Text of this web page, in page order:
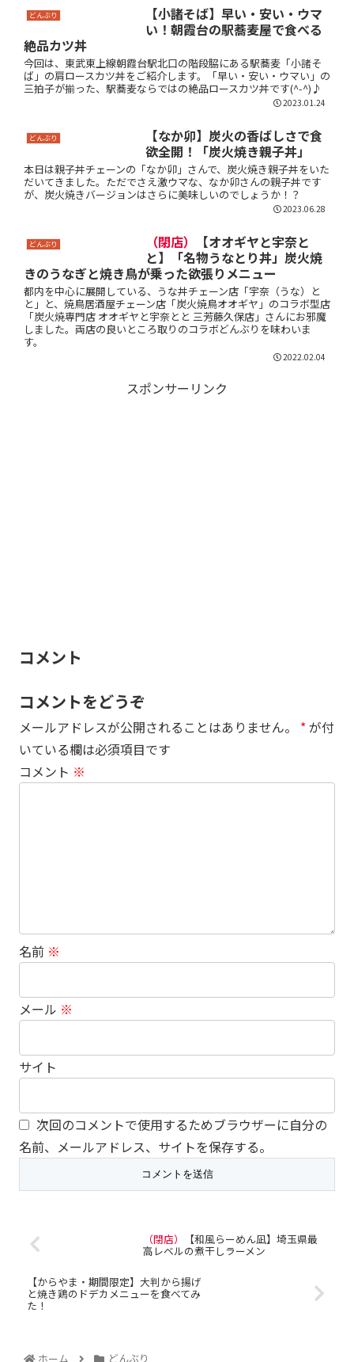
どんぶり
【小諸そば】早い・安い・ウマ
い！朝霞台の駅蕎麦屋で食べる
絶品カツ丼
今回は、東武東上線朝霞台駅北口の階段脇にある駅蕎麦「小諸そ
ば」の肩ロースカツ丼をご紹介します。「早い・安い・ウマい」の
三拍子が揃った、駅蕎麦ならではの絶品ロースカツ丼です(^-^)♪
2023.01.24
どんぶり
【なか卯】炭火の香ばしさで食
欲全開！「炭火焼き親子丼」
本日は親子丼チェーンの「なか卯」さんで、炭火焼き親子丼をいた
だいてきました。ただでさえ激ウマな、なか卯さんの親子丼です
が、炭火焼きバージョンはさらに美味しいのでしょうか！？
2023.06.28
どんぶり （閉店）
【オオギヤと宇奈と
と】「名物うなとり丼」炭火焼
きのうなぎと焼き鳥が乗った欲張りメニュー
都内を中心に展開している、うな丼チェーン店「宇奈（うな）と
と」と、焼鳥居酒屋チェーン店「炭火焼鳥オオギヤ」のコラボ型店
「炭火焼専門店 オオギヤと宇奈とと 三芳藤久保店」さんにお邪魔
しました。両店の良いところ取りのコラボどんぶりを味わいま
す。
2022.02.04
スポンサーリンク
コメント
コメントをどうぞ
メールアドレスが公開されることはありません。 *が付
いている欄は必須項目です
コメント ※
名前 ※
メール ※
サイト
次回のコメントで使用するためブラウザーに自分の
名前、メールアドレス、サイトを保存する。
（閉店） 【和風らーめん凪】埼玉県最
高レベルの煮干しラーメン
【からやま・期間限定】大判から揚げ
と焼き鶏のドデカメニューを食べてみ
た！
ホーム どんぶり